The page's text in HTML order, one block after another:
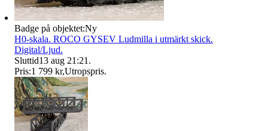
Badge på objektet:Ny
H0-skala. ROCO GYSEV Ludmilla i utmärkt skick.
Digital/Ljud.
Sluttid13 aug 21:21 .
Pris:1 799 kr,Utropspris.